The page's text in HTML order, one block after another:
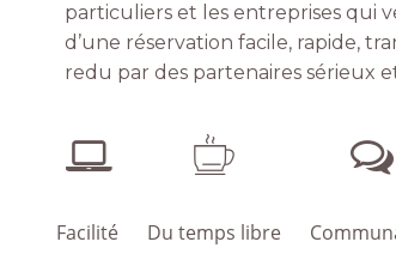
particuliers et les entreprises qui
d’une réservation facile, rapide,
redu par des partenaires sérieux
Facilité Du temps libre